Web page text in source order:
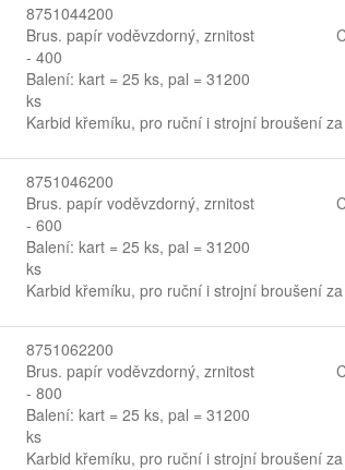
8751044200
Brus. papír voděvzdorný, zrnitost
- 400
Balení: kart = 25 ks, pal = 31200
ks
Karbid křemíku, pro ruční i strojní broušení
8751046200
Brus. papír voděvzdorný, zrnitost
- 600
Balení: kart = 25 ks, pal = 31200
ks
Karbid křemíku, pro ruční i strojní broušení
8751062200
Brus. papír voděvzdorný, zrnitost
- 800
Balení: kart = 25 ks, pal = 31200
ks
Karbid křemíku, pro ruční i strojní broušení